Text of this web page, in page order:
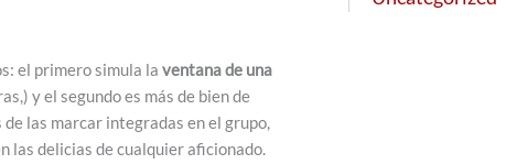
el primero simula la ventana de una
y el segundo es más de bien de
las marcar integradas en el grupo,
las delicias de cualquier aficionado.